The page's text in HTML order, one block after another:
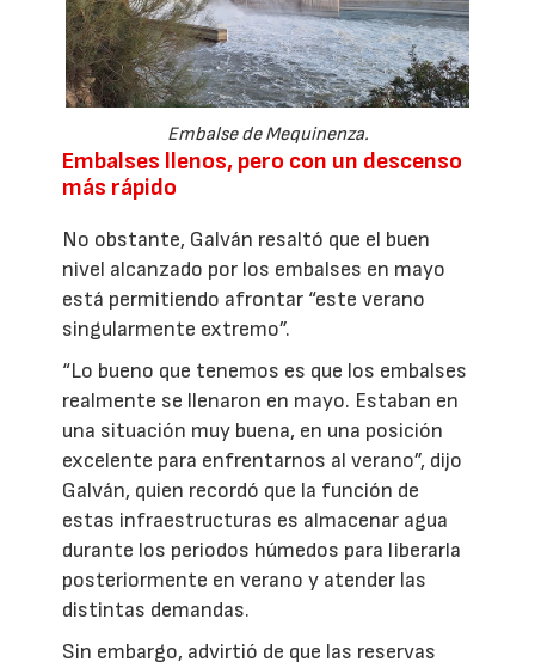
Embalse de Mequinenza.
Embalses llenos, pero con un descenso
más rápido
No obstante, Galván resaltó que el buen
nivel alcanzado por los embalses en mayo
está permitiendo afrontar “este verano
singularmente extremo”.
“Lo bueno que tenemos es que los embalses
realmente se llenaron en mayo. Estaban en
una situación muy buena, en una posición
excelente para enfrentarnos al verano”, dijo
Galván, quien recordó que la función de
estas infraestructuras es almacenar agua
durante los periodos húmedos para liberarla
posteriormente en verano y atender las
distintas demandas.
Sin embargo, advirtió de que las reservas